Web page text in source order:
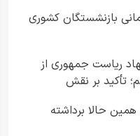
۷۵ میلیون تومانی بازنشستگان کشوری
ریاست جمهوری از
تأکید بر نقش
آگاهی عمومی
حالا برداشته